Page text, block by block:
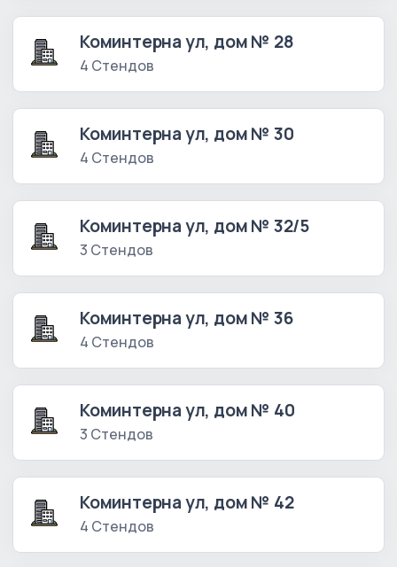
Коминтерна ул, дом № 28
4 Стендов
Коминтерна ул, дом № 30
4 Стендов
Коминтерна ул, дом № 32/5
3 Стендов
Коминтерна ул, дом № 36
4 Стендов
Коминтерна ул, дом № 40
3 Стендов
Коминтерна ул, дом № 42
4 Стендов